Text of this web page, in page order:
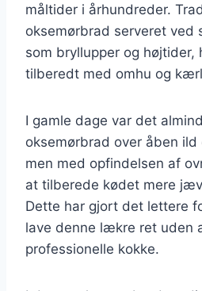
måltider i århundreder.
oksemørbrad serveret ved
som bryllupper og højtider,
tilberedt med omhu og
I gamle dage var det
oksemørbrad over åben
men med opfindelsen af
at tilberede kødet mere
Dette har gjort det lettere
lave denne lækre ret uden
professionelle kokke.